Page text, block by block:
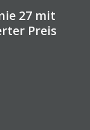
27 mit
Preis